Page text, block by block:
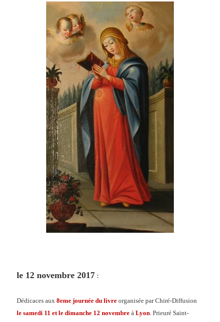
le 12 novembre 2017 :
Dédicaces aux 8eme journée du livre organisée par Chiré-Diffusion
le samedi 11 et le dimanche 12 novembre àLyon. Prieuré Saint-